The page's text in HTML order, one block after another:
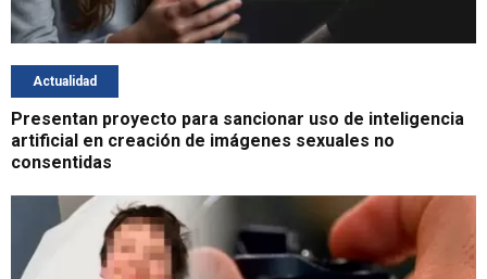
Actualidad
Presentan proyecto para sancionar uso de inteligencia
artificial en creación de imágenes sexuales no
consentidas